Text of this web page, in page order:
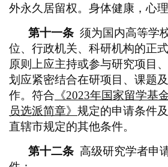
外永久居留权。身体健康，心理
第十一条 须为国内高等学
位、行政机关、科研机构的正
原则上应主持或参与研究项目
划应紧密结合在研项目、课题
作。符合 《2023年国家留学基
员选派简章》 规定的申请条件
直辖市规定的其他条件。
第十二条 高级研究学者申